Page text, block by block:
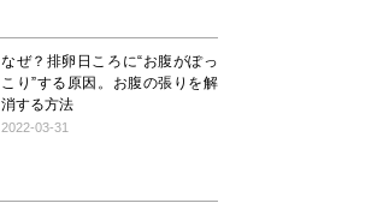
なぜ？排卵日ころに“お腹がぽっ
こり”する原因。お腹の張りを解
消する方法
2022-03-31